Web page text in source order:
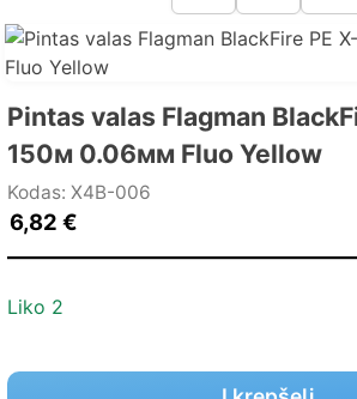
Pintas valas Flagman
150м 0.06мм Fluo Yellow
Kodas: X4B-006
6,82 €
Liko 2